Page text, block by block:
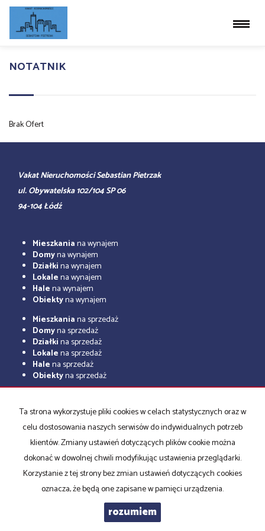
NOTATNIK
Brak Ofert
Vakat Nieruchomości Sebastian Pietrzak
ul. Obywatelska 102/104 SP 06
94-104 Łódź
Mieszkaniana wynajem
Domyna wynajem
Działkina wynajem
Lokalena wynajem
Halena wynajem
Obiektyna wynajem
Mieszkaniana sprzedaż
Domyna sprzedaż
Działkina sprzedaż
Lokalena sprzedaż
Halena sprzedaż
Obiektyna sprzedaż
Kontakt
VAKAT NIERUCHOMOŚCI 2026Program dla biur nieruchomości
Galactica Virgo
Ta strona wykorzystuje pliki cookies w celach statystycznych oraz w
celu dostosowania naszych serwisów do indywidualnych potrzeb
klientów. Zmiany ustawień dotyczących plików cookie można
dokonać w dowolnej chwili modyfikując ustawienia przeglądarki.
Korzystanie z tej strony bez zmian ustawień dotyczących cookies
oznacza, że będą one zapisane w pamięci urządzenia.
rozumiem